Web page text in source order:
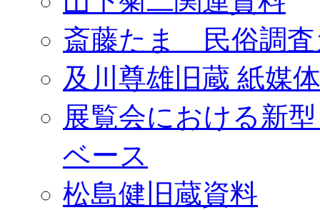
斎藤たま 民俗調査
及川尊雄旧蔵 紙媒
展覧会における新
ベース
松島健旧蔵資料